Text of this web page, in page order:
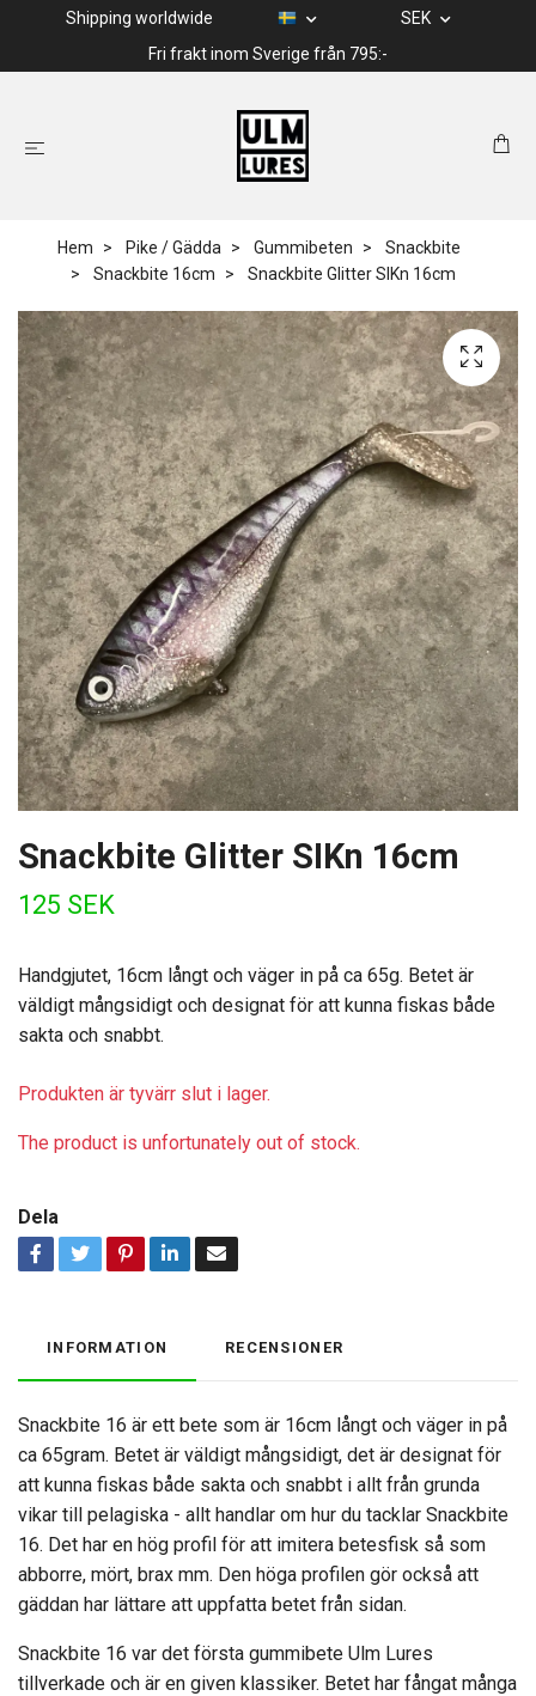
Shipping worldwide
SEK
Fri frakt inom Sverige från 795:-
Hem Pike / Gädda Gummibeten
Snackbite
Snackbite 16cm
Snackbite Glitter SIKn 16cm
Snackbite Glitter SIKn 16cm
125 SEK
Handgjutet, 16cm långt och väger in på ca 65g. Betet är
väldigt mångsidigt och designat för att kunna fiskas både
sakta och snabbt.
Produkten är tyvärr slut i lager.
The product is unfortunately out of stock.
Dela
INFORMATION RECENSIONER
Snackbite 16 är ett bete som är 16cm långt och väger in på
ca 65gram. Betet är väldigt mångsidigt, det är designat för
att kunna fiskas både sakta och snabbt i allt från grunda
vikar till pelagiska - allt handlar om hur du tacklar Snackbite
16. Det har en hög profil för att imitera betesfisk så som
abborre, mört, brax mm. Den höga profilen gör också att
gäddan har lättare att uppfatta betet från sidan.
Snackbite 16 var det första gummibete Ulm Lures
tillverkade och är en given klassiker. Betet har fångat många